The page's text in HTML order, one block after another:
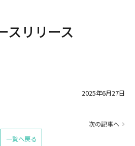
スリリース
2025年6月27日
次の記事へ
一覧へ戻る